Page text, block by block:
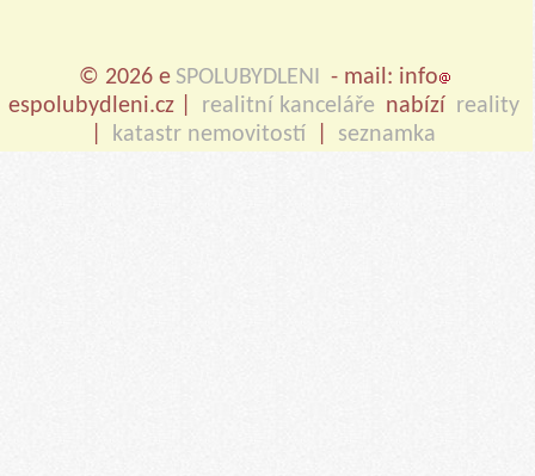
© 2026 e SPOLUBYDLENI - mail: info
espolubydleni.cz |
realitní kanceláře nabízí reality
katastr nemovitostí seznamka